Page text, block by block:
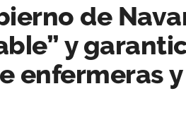
de
y
enfermeras y